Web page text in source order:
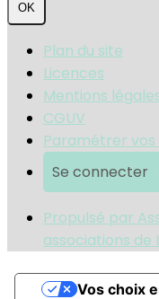
OK
Plan du site
Licences
Mentions
CGUV
Paramétrer vos
Se connecter
Propulsé par
associations de
Vos choix